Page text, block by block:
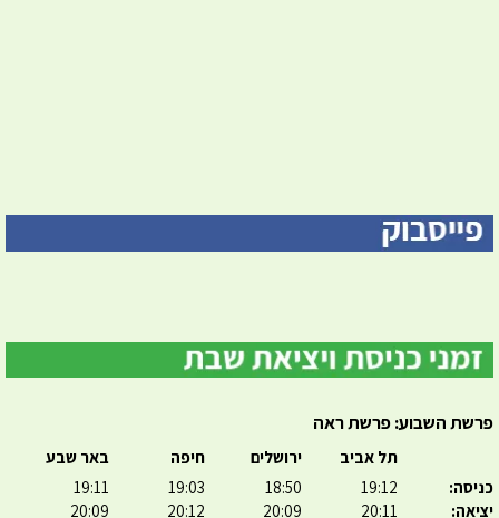
פרשת השבוע: פרשת ראה
כניסה:
יציאה:
תל אביב
19:12
20:11
ירושלים
18:50
20:09
חיפה
19:03
20:12
באר שבע
19:11
20:09